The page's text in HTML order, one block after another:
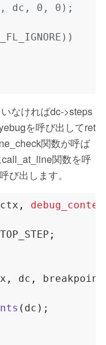
なければdc->steps
を呼び出してret
関数が呼ば
関数を呼
び出します。
ctx ,
;
, dc , breakpoint
( dc );